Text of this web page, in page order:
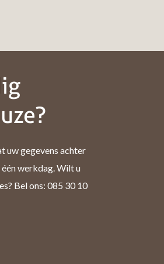
uw gegevens achter
werkdag. Wilt u
Bel ons: 085 30 10